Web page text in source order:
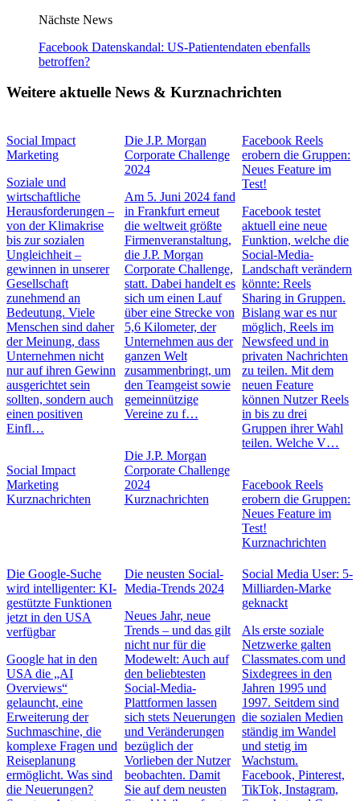
Nächste News
Facebook Datenskandal: US-Patientendaten ebenfalls
betroffen?
Weitere aktuelle News & Kurznachrichten
Social Impact
Marketing
Soziale und
wirtschaftliche
Herausforderungen –
von der Klimakrise
bis zur sozialen
Ungleichheit –
gewinnen in unserer
Gesellschaft
zunehmend an
Bedeutung. Viele
Menschen sind daher
der Meinung, dass
Unternehmen nicht
nur auf ihren Gewinn
ausgerichtet sein
sollten, sondern auch
einen positiven
Einfl…
Social Impact
Marketing
Kurznachrichten
Die J.P. Morgan
Corporate Challenge
2024
Am 5. Juni 2024 fand
in Frankfurt erneut
die weltweit größte
Firmenveranstaltung,
die J.P. Morgan
Corporate Challenge,
statt. Dabei handelt es
sich um einen Lauf
über eine Strecke von
5,6 Kilometer, der
Unternehmen aus der
ganzen Welt
zusammenbringt, um
den Teamgeist sowie
gemeinnützige
Vereine zu f…
Die J.P. Morgan
Corporate Challenge
2024
Kurznachrichten
Facebook Reels
erobern die Gruppen:
Neues Feature im
Test!
Facebook testet
aktuell eine neue
Funktion, welche die
Social-Media-
Landschaft verändern
könnte: Reels
Sharing in Gruppen.
Bislang war es nur
möglich, Reels im
Newsfeed und in
privaten Nachrichten
zu teilen. Mit dem
neuen Feature
können Nutzer Reels
in bis zu drei
Gruppen ihrer Wahl
teilen. Welche V…
Facebook Reels
erobern die Gruppen:
Neues Feature im
Test!
Kurznachrichten
Die Google-Suche
wird intelligenter: KI-
gestützte Funktionen
jetzt in den USA
verfügbar
Google hat in den
USA die „AI
Overviews“
gelauncht, eine
Erweiterung der
Suchmaschine, die
komplexe Fragen und
Reiseplanung
ermöglicht. Was sind
die Neuerungen?
Die neusten Social-
Media-Trends 2024
Neues Jahr, neue
Trends – und das gilt
nicht nur für die
Modewelt: Auch auf
den beliebtesten
Social-Media-
Plattformen lassen
sich stets Neuerungen
und Veränderungen
bezüglich der
Vorlieben der Nutzer
beobachten. Damit
Sie auf dem neusten
Social Media User: 5-
Milliarden-Marke
geknackt
Als erste soziale
Netzwerke galten
Classmates.com und
Sixdegrees in den
Jahren 1995 und
1997. Seitdem sind
die sozialen Medien
ständig im Wandel
und stetig im
Wachstum.
Facebook, Pinterest,
TikTok, Instagram,